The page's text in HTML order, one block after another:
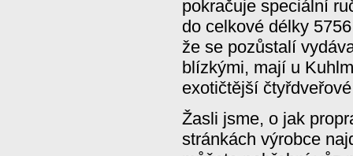
pokračuje speciální
do celkové délky
že se pozůstalí
blízkými, mají u
exotičtější
Žasli jsme, o jak
stránkách výrobce